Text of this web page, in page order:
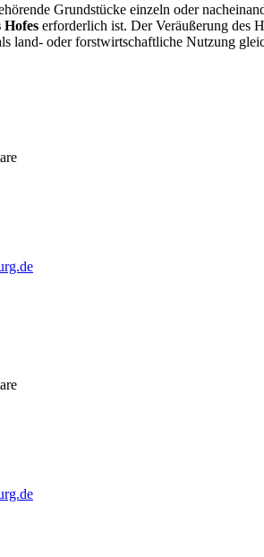
Grundstücke einzeln oder
erforderlich ist. Der Veräußerung des
land- oder forstwirtschaftliche Nutzung